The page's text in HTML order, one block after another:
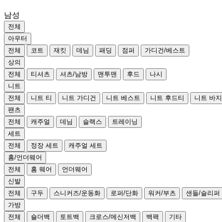
남성
전체
아우터
전체
코트 재킷 데님 패딩 점퍼
가디건/베스트
상의
전체
티셔츠 셔츠/남방 맨투맨 후드
나시
니트
전체
니트 티 니트 가디건 니트 베스트 니트 후드티
니트 바지
팬츠
전체
캐주얼 데님 슬랙스
트레이닝
세트
전체
정장 세트
캐주얼 세트
홈/언더웨어
전체
홈 웨어
언더웨어
신발
전체
구두 스니커즈/운동화 로퍼/단화 워커/부츠
샌들/슬리퍼
가방
전체
숄더백 토트백 크로스/메신저백 백팩 기타